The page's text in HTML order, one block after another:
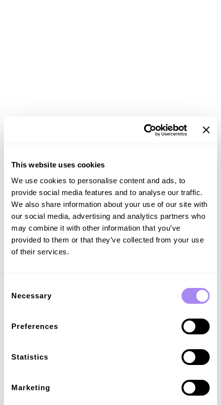
This website uses cookies
We use cookies to personalise content and ads, to
provide social media features and to analyse our traffic.
We also share information about your use of our site with
our social media, advertising and analytics partners who
may combine it with other information that you’ve
provided to them or that they’ve collected from your use
of their services.
Selection
Necessary
Preferences
Statistics
Marketing